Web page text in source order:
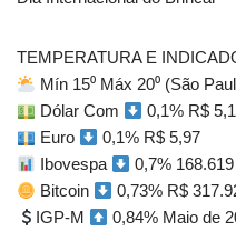
TEMPERATURA E
Mín 15⁰ Máx 20⁰ (São
Dólar Com
0,1% R$
Euro
0,1% R$ 5,97
Ibovespa
0,7%
Bitcoin
0,73% R$
IGP-M
0,84% Maio de